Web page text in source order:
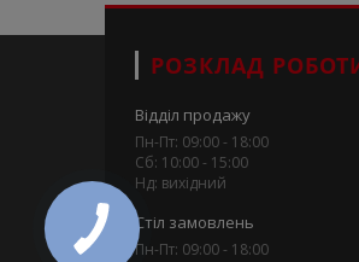
РОЗКЛАД
Відділ продажу
Пн-Пт: 09:00 - 18:00
Сб: 10:00 - 15:00
Нд: вихідний
Стіл замовлень
Пн-Пт: 09:00 - 18:00